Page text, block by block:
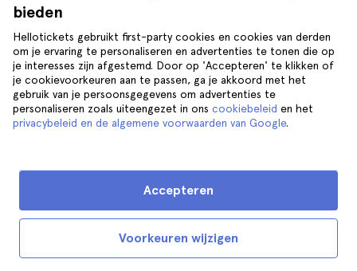
een restaurant. Dit is het meest aan te
raden als je het museum bezoekt. In de
omgeving is het echter wat moeilijker om
eetgelegenheden te vinden. Als je meer
informatie wilt, lees dan het berichtwaar
eten in de buurt van het Louvre
winkelte bezoeken, maar ik
waarschuw je alvast dat je alles wilt
hebben, dus als je budget beperkt is, denk
dan twee keer na.
bieden
Hellotickets gebruikt first-party cookies en cookies van derden
om je ervaring te personaliseren en advertenties te tonen die op
je interesses zijn afgestemd. Door op 'Accepteren' te klikken of
je cookievoorkeuren aan te passen, ga je akkoord met het
gebruik van je persoonsgegevens om advertenties te
personaliseren zoals uiteengezet in ons cookiebeleid en het
privacybeleid en de algemene voorwaarden van Google.
Voorkeuren wijzigen
Accepteren